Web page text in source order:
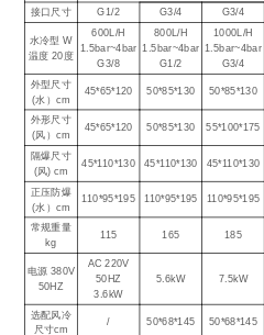
接口尺寸 G1/2 G3/4 G3/4
水冷型 W
温度 20度
600L/H
1.5bar~4bar
G3/8
800L/H
1.5bar~4bar
G1/2
1000L/H
1.5bar~4bar
G3/4
外型尺寸
(水）cm
45*65*120 50*85*130 50*85*130
外形尺寸
(风）cm
45*65*120 50*85*130 55*100*175
隔爆尺寸
(风) cm
45*110*130 45*110*130 45*110*130
正压防爆
(水）cm
110*95*195 110*95*195 110*95*195
常规重量
kg
115 165 185
电源 380V
50HZ
AC 220V
50HZ
3.6kW
5.6kW 7.5kW
选配风冷
尺寸cm
/ 50*68*145 50*68*145